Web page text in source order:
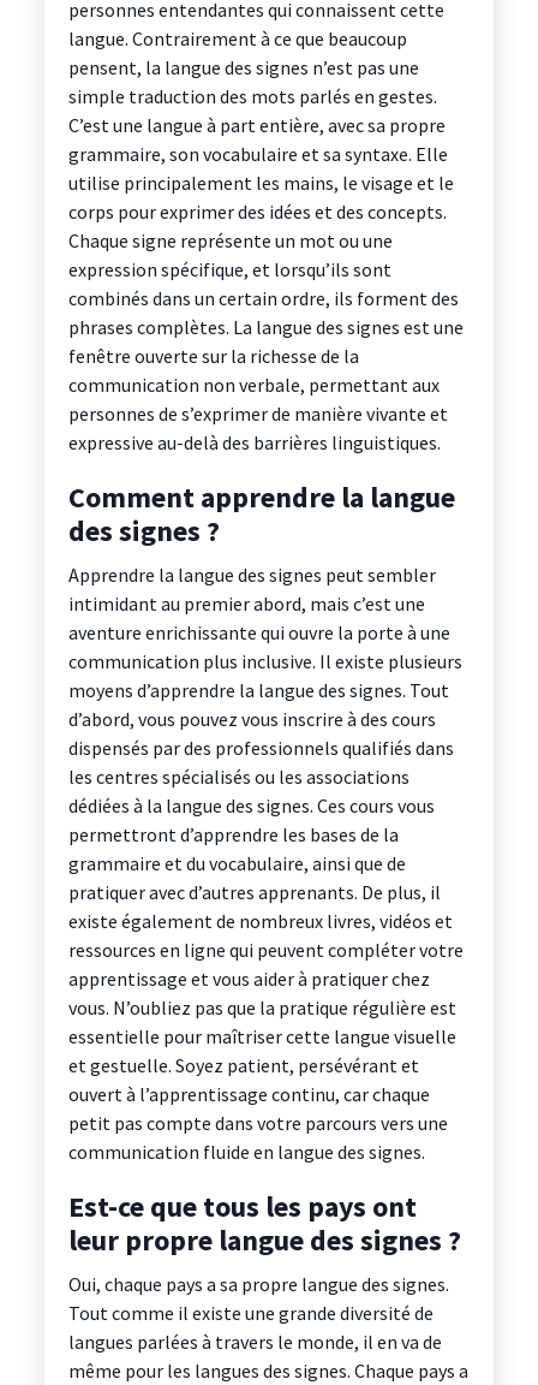
personnes entendantes qui connaissent cette
langue. Contrairement à ce que beaucoup
pensent, la langue des signes n’est pas une
simple traduction des mots parlés en gestes.
C’est une langue à part entière, avec sa propre
grammaire, son vocabulaire et sa syntaxe. Elle
utilise principalement les mains, le visage et le
corps pour exprimer des idées et des concepts.
Chaque signe représente un mot ou une
expression spécifique, et lorsqu’ils sont
combinés dans un certain ordre, ils forment des
phrases complètes. La langue des signes est une
fenêtre ouverte sur la richesse de la
communication non verbale, permettant aux
personnes de s’exprimer de manière vivante et
expressive au-delà des barrières linguistiques.
Comment apprendre la langue
des signes ?
Apprendre la langue des signes peut sembler
intimidant au premier abord, mais c’est une
aventure enrichissante qui ouvre la porte à une
communication plus inclusive. Il existe plusieurs
moyens d’apprendre la langue des signes. Tout
d’abord, vous pouvez vous inscrire à des cours
dispensés par des professionnels qualifiés dans
les centres spécialisés ou les associations
dédiées à la langue des signes. Ces cours vous
permettront d’apprendre les bases de la
grammaire et du vocabulaire, ainsi que de
pratiquer avec d’autres apprenants. De plus, il
existe également de nombreux livres, vidéos et
ressources en ligne qui peuvent compléter votre
apprentissage et vous aider à pratiquer chez
vous. N’oubliez pas que la pratique régulière est
essentielle pour maîtriser cette langue visuelle
et gestuelle. Soyez patient, persévérant et
ouvert à l’apprentissage continu, car chaque
petit pas compte dans votre parcours vers une
communication fluide en langue des signes.
Est-ce que tous les pays ont
leur propre langue des signes ?
Oui, chaque pays a sa propre langue des signes.
Tout comme il existe une grande diversité de
langues parlées à travers le monde, il en va de
même pour les langues des signes. Chaque pays a